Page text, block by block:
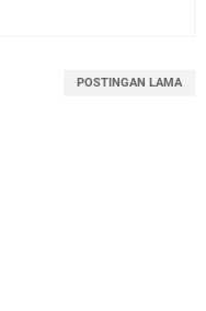
POSTINGAN LAMA